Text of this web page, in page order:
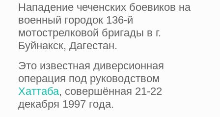
Нападение чеченских боевиков на
военный городок 136-й
мотострелковой бригады в г.
Буйнакск, Дагестан.
Это известная диверсионная
операция под руководством
Хаттаба, совершённая 21-22
декабря 1997 года.